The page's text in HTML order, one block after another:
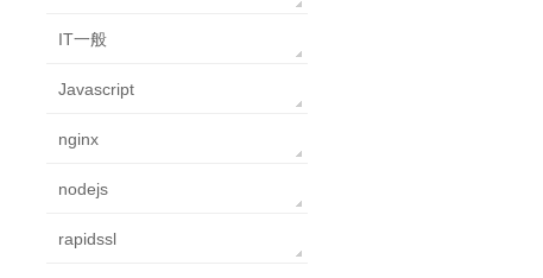
IT一般
Javascript
nginx
nodejs
rapidssl